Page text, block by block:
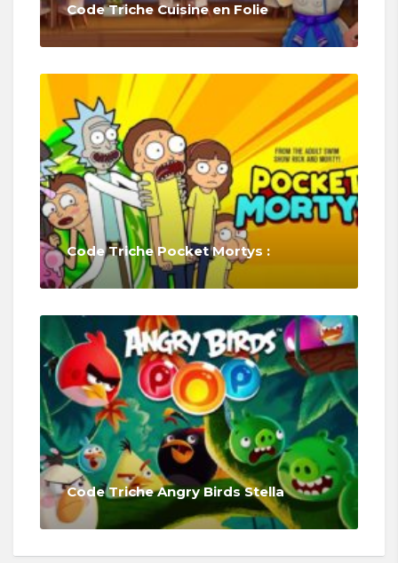
Code Triche Cuisine en Folie
Code Triche Pocket Mortys :
Code Triche Angry Birds Stella